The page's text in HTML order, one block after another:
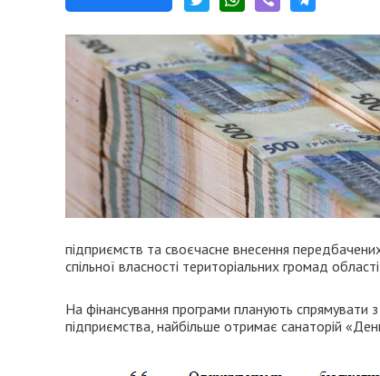
підприємств та своєчасне внесення
спільної власності територіальних громад
На фінансування програми планують спрямувати
підприємства, найбільше отримає санаторій